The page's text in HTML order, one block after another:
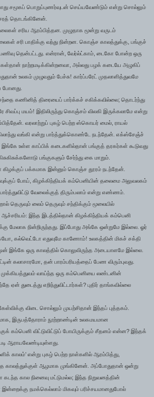
சமூகப் பொறுப்புணர்வுடன் செய்யவேண்டும் என்று சொல்லும்
தொடங்கினேன்.
சரிய ஆரம்பித்தன. முழுதாக மூன்று வருடம்
சரி பாதிக்கு வந்து நின்றன. கொஞ்ச காலத்துக்கு பங்குச்
தென்பட்டது. என்ரான் வேர்ல்ட்காம் டைகோ போன்ற ஒரு
நாற்றமடிக்கின்றனவா அல்லது பழக் கடையே அழுகிப்
உலகம் முழுவதும் பேச்சு! கார்ப்பரேட் முதலாளித்துவமே
போனது.
கணினித் திரையைப் பார்க்கச் சகிக்கவில்லை;தொடர்ந்து
சிவப்பு மயம்! இதிலிருந்து கொஞ்சம் விலகி இருக்கலாமே என்று
வரலாற்றுப் புகழ் பெற்ற ஸ்கொயர் மைல் ராயல்
வங்கி என்று பார்த்துக்கொண்டே நடந்தேன். எக்ஸ்சேஞ்ச்
இங்கே உள்ள காப்பிக் கடைகளில்தான் பங்குத் தரகர்கள் கூடுவது
பங்குகளும் சேர்ந்து கை மாறும்.
கிழக்குப் பக்கமாக இன்னும் கொஞ்ச தூரம் நடந்தேன்.
போய் கிழக்கிந்தியக் கம்பெனியின் தலைமை அலுவலகம்
வேலைக்குத் திரும்பலாம் என்று எண்ணம்.
தெருவும் லைம் தெருவும் சந்திக்கும் மூலையில்
ஆச்சரியம்: இந்த இடத்தில்தான் கிழக்கிந்தியக் கம்பெனி
மேலாக நின்றிருந்தது. இப்போது அங்கே ஒன்றுமே இல்லை. ஓர்
கல்வெட்டோ எதுவுமே காணோம்! உலகத்தின் மிகச் சக்தி
இங்கே ஒரு காலத்தில் கொலுவிருந்த அடையாளமே இல்லை.
கலாசாரமோ ,தன் பாரம்பரியத்தைப் பேண விரும்புவது.
முக்கியத்துவம் வாய்ந்த ஒரு கம்பெனியை லண்டனின்
ஏன் துடைத்து எறிந்துவிட்டார்கள்? புதிர் தாங்கவில்லை
விடை சொல்லும் முயற்சிதான் இந்தப் புத்தகம்.
இருபத்தோராம் நூற்றாண்டின் உலகமயமான
கம்பெனி விட்டுவிட்டுப் போயிருக்கும் சீதனம் என்ன? இந்தக்
ஆராயவேண்டியுள்ளது.
காலம்’என்று புகழ் பெற்ற நாள்களில் ஆரம்பித்து
காலத்துக்குள் ஆழமாக முங்கினேன். அப்போதுதான் ஒன்று
கடந்த கால நினைவு மட்டுமல்ல; இந்த நிறுவனத்தின்
நமக்கெல்லாம் மிகவும் பரிச்சயமானதுபோல்